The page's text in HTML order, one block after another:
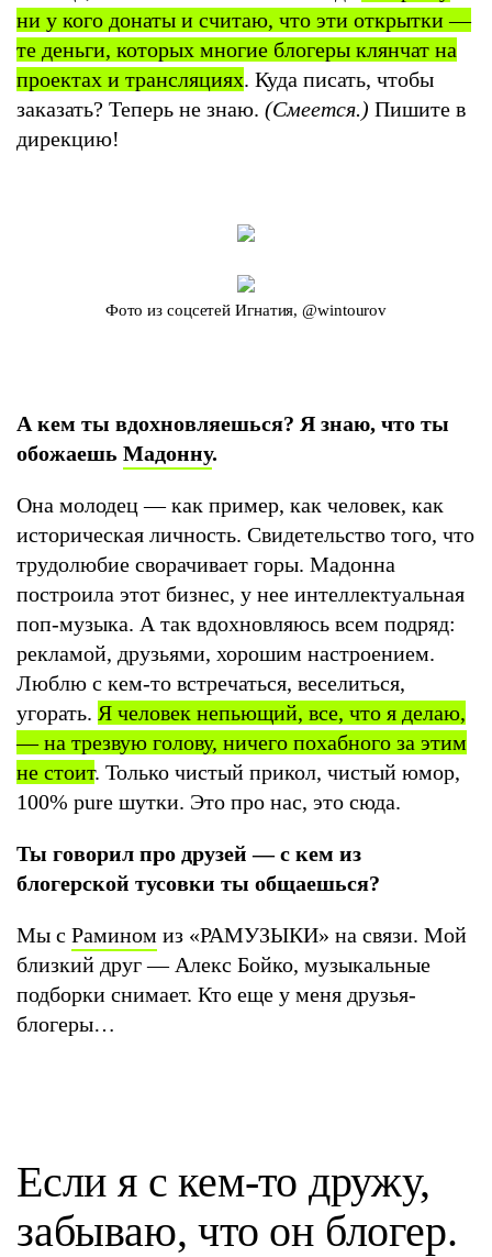
ни у кого донаты и считаю, что эти открытки —
те деньги, которых многие блогеры клянчат на
проектах и трансляциях. Куда писать, чтобы
заказать? Теперь не знаю. (Смеется.) Пишите в
дирекцию!
Фото из соцсетей Игнатия, @wintourov
А кем ты вдохновляешься? Я знаю, что ты
обожаешь Мадонну.
Она молодец — как пример, как человек, как
историческая личность. Свидетельство того, что
трудолюбие сворачивает горы. Мадонна
построила этот бизнес, у нее интеллектуальная
поп-музыка. А так вдохновляюсь всем подряд:
рекламой, друзьями, хорошим настроением.
Люблю с кем-то встречаться, веселиться,
угорать. Я человек непьющий, все, что я делаю,
— на трезвую голову, ничего похабного за этим
не стоит. Только чистый прикол, чистый юмор,
100% pure шутки. Это про нас, это сюда.
Ты говорил про друзей — с кем из
блогерской тусовки ты общаешься?
Мы с Рамином из «РАМУЗЫКИ» на связи. Мой
близкий друг — Алекс Бойко, музыкальные
подборки снимает. Кто еще у меня друзья-
блогеры…
Если я с кем-то дружу,
забываю, что он блогер.